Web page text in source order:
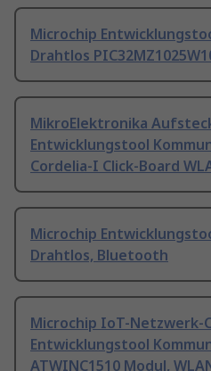
Microchip
Drahtlos
MikroElektronika
Entwicklungstool
Cordelia-I Click-Board
Microchip
Drahtlos, Bluetooth
Microchip IoT-Netzwerk-
Entwicklungstool
ATWINC1510 Modul,